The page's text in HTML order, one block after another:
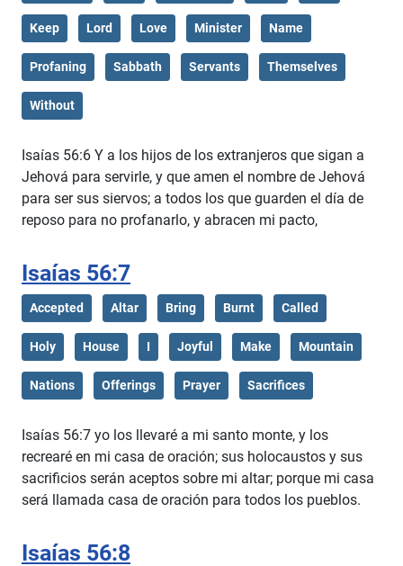
Keep Lord Love Minister Name
Profaning Sabbath Servants Themselves
Without
Isaías 56:6 Y a los hijos de los extranjeros que sigan a
Jehová para servirle, y que amen el nombre de Jehová
para ser sus siervos; a todos los que guarden el día de
reposo para no profanarlo, y abracen mi pacto,
Isaías 56:7
Accepted Altar Bring Burnt Called
Holy House I Joyful Make Mountain
Nations Offerings Prayer Sacrifices
Isaías 56:7 yo los llevaré a mi santo monte, y los
recrearé en mi casa de oración; sus holocaustos y sus
sacrificios serán aceptos sobre mi altar; porque mi casa
será llamada casa de oración para todos los pueblos.
Isaías 56:8